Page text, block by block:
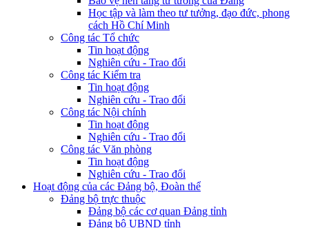
Học tập và làm theo tư tưởng, đạo đức, phong
cách Hồ Chí Minh
Công tác Tổ chức
Tin hoạt động
Nghiên cứu - Trao đổi
Công tác Kiểm tra
Tin hoạt động
Nghiên cứu - Trao đổi
Công tác Nội chính
Tin hoạt động
Nghiên cứu - Trao đổi
Công tác Văn phòng
Tin hoạt động
Nghiên cứu - Trao đổi
Hoạt động của các Đảng bộ, Đoàn thể
Đảng bộ trực thuộc
Đảng bộ các cơ quan Đảng tỉnh
Đảng bộ UBND tỉnh